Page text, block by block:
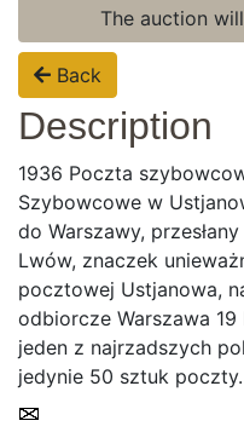
Home page
The auction
Back
Description
1936 Poczta
Szybowcowe w
do Warszawy,
Lwów, znaczek
pocztowej Ustjanowa,
odbiorcze Warszawa
jeden z najrzadszych
jedynie 50 sztuk poczty.